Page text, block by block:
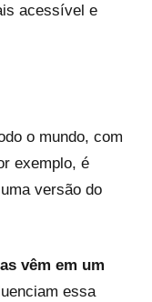
acessível e
o mundo, com
exemplo, é
versão do
vêm em um
essa